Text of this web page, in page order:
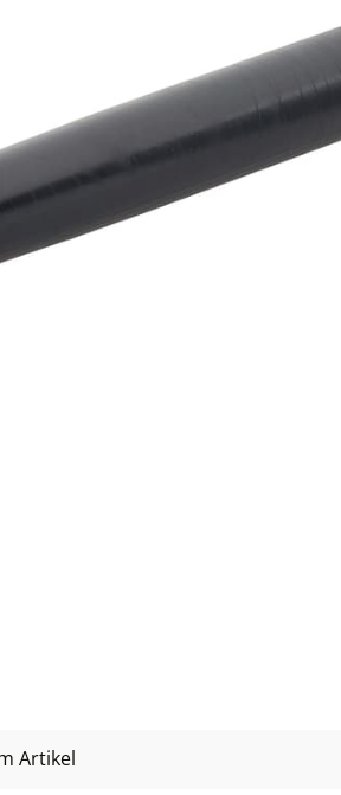
Artikel